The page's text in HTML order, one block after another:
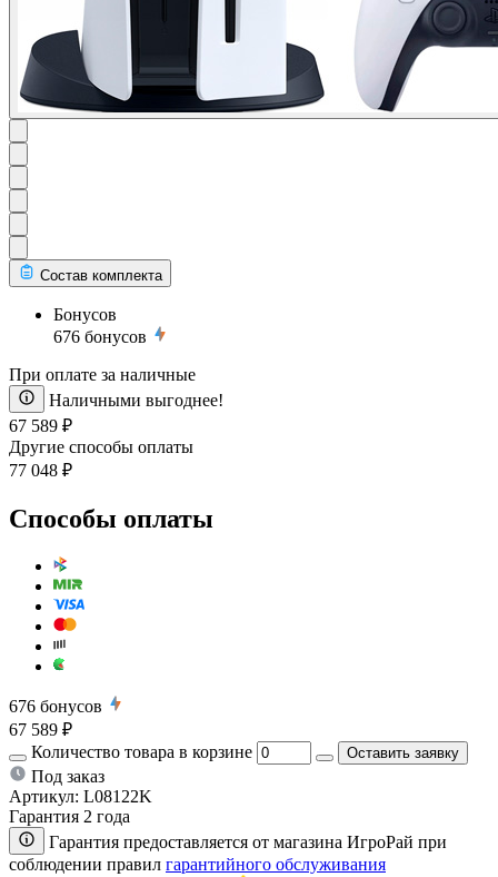
Состав комплекта
Бонусов
676 бонусов
При оплате за наличные
Наличными выгоднее!
67 589 ₽
Другие способы оплаты
77 048 ₽
Способы оплаты
676 бонусов
67 589 ₽
Количество товара в корзине
Оставить заявку
Под заказ
Артикул: L08122K
Гарантия 2 года
Гарантия предоставляется от магазина ИгроРай при
соблюдении правил гарантийного обслуживания